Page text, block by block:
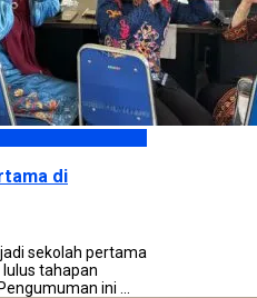
di
sekolah pertama
lulus tahapan
ini ...